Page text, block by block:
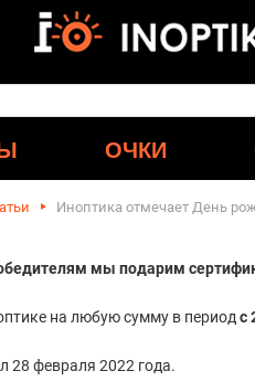
ОЧКИ
Иноптика отмечает День
мы подарим
на любую сумму в период с
28 февраля 2022 года.